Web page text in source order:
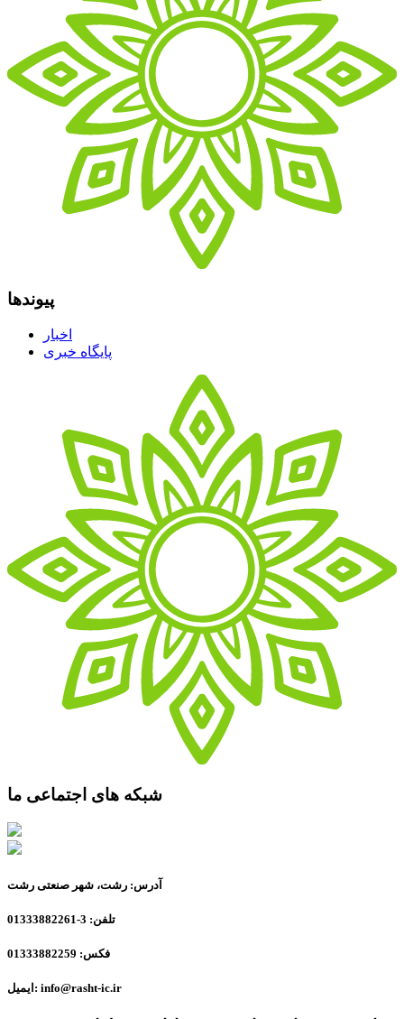
پیوندها
اخبار
پایگاه خبری
شبکه های اجتماعی ما
آدرس: رشت، شهر صنعتی رشت
تلفن: 3-01333882261
فکس: 01333882259
ایمیل: info@rasht-ic.ir